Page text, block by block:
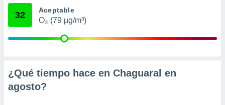
e
publicidad
32 Aceptable
O₃ (79 µg/m³)
¿Qué tiempo hace en Chaguaral en
agosto?